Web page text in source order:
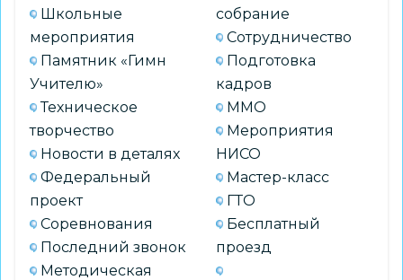
Школьные
мероприятия
Памятник «Гимн
Учителю»
Техническое
творчество
Новости в деталях
Федеральный
проект
Соревнования
Последний звонок
Методическая
собрание
Сотрудничество
Подготовка
кадров
ММО
Мероприятия
НИСО
Мастер-класс
ГТО
Бесплатный
проезд